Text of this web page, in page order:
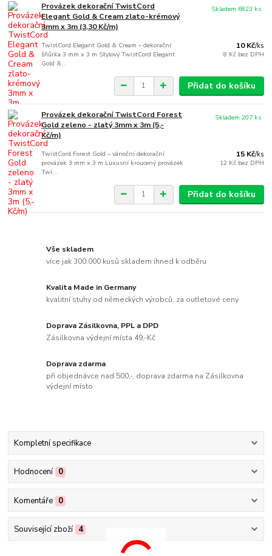
Provázek dekorační TwistCord
Elegant Gold & Cream zlato-krémový
3mm x 3m (3,30 Kč/m)
TwistCord Elegant Gold & Cream – dekorační
šňůrka 3 mm x 3 m Stylový TwistCord Elegant
Gold &...
10 Kč/ks
8 Kč bez DPH
Skladem 6823 ks
Přidat do košíku
Provázek dekorační TwistCord Forest
Gold zeleno - zlatý 3mm x 3m (5,-
Kč/m)
TwistCord Forest Gold – vánoční dekorační
provázek 3 mm x 3 m Luxusní kroucený provázek
Twi...
15 Kč/ks
12 Kč bez DPH
Skladem 207 ks
Přidat do košíku
Vše skladem
více jak 300.000 kusů skladem ihned k odběru
Kvalita Made in Germany
kvalitní stuhy od německých výrobců, za outletové ceny
Doprava Zásilkovna, PPL a DPD
Zásilkovna výdejní místa 49,-Kč
Doprava zdarma
při objednávce nad 500,-, doprava zdarma na Zásilkovna
výdejní místo
Kompletní specifikace
Hodnocení 0
Komentáře 0
Související zboží 4